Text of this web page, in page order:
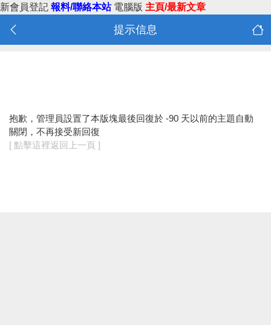
新會員登記 報料/聯絡本站 電腦版 主頁/最新文章
提示信息
抱歉，管理員設置了本版塊最後回復於 -90 天以前的主題自動
關閉，不再接受新回復
[ 點擊這裡返回上一頁 ]